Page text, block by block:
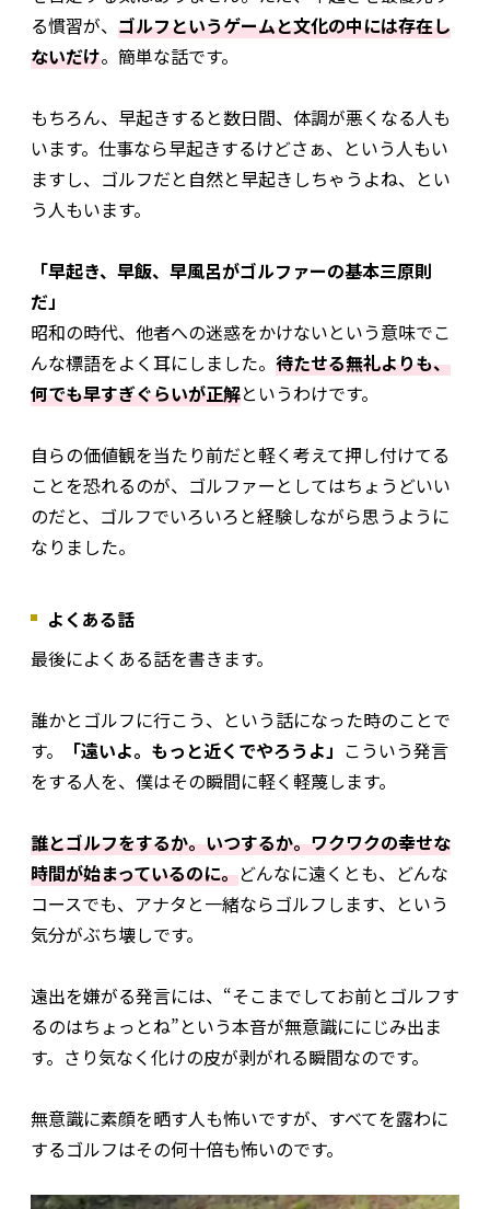
る慣習が、 ゴルフというゲームと文化の中には存在し
ないだけ。簡単な話です。
もちろん、早起きすると数日間、体調が悪くなる人も
います。仕事なら早起きするけどさぁ、という人もい
ますし、ゴルフだと自然と早起きしちゃうよね、とい
う人もいます。
「早起き、早飯、早風呂がゴルファーの基本三原則
だ」
昭和の時代、他者への迷惑をかけないという意味でこ
んな標語をよく耳にしました。 待たせる無礼よりも、
何でも早すぎぐらいが正解というわけです。
自らの価値観を当たり前だと軽く考えて押し付けてる
ことを恐れるのが、ゴルファーとしてはちょうどいい
のだと、ゴルフでいろいろと経験しながら思うように
なりました。
よくある話
最後によくある話を書きます。
誰かとゴルフに行こう、という話になった時のことで
す。
「遠いよ。もっと近くでやろうよ」 こういう発言
をする人を、僕はその瞬間に軽く軽蔑します。
誰とゴルフをするか。いつするか。ワクワクの幸せな
時間が始まっているのに。どんなに遠くとも、どんな
コースでも、アナタと一緒ならゴルフします、という
気分がぶち壊しです。
遠出を嫌がる発言には、“そこまでしてお前とゴルフす
るのはちょっとね”という本音が無意識ににじみ出ま
す。さり気なく化けの皮が剥がれる瞬間なのです。
無意識に素顔を晒す人も怖いですが、すべてを露わに
するゴルフはその何十倍も怖いのです。